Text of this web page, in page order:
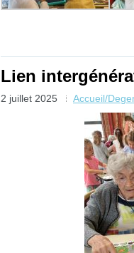
Lien
2 juillet 2025 Accueil/